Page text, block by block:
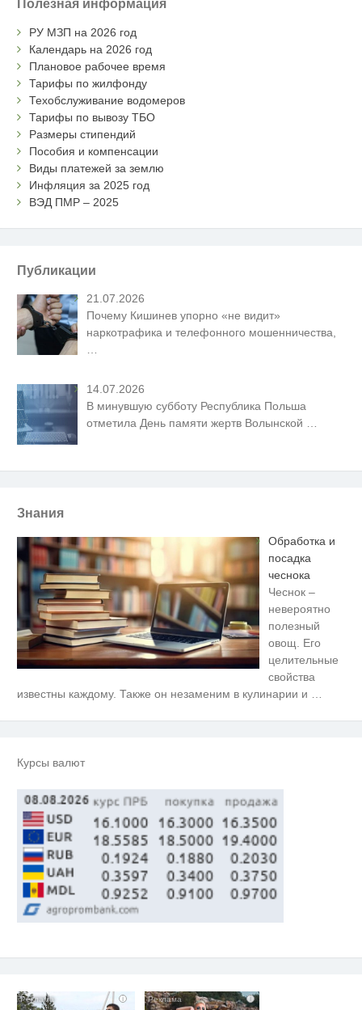
Полезная информация
РУ МЗП на 2026 год
Календарь на 2026 год
Плановое рабочее время
Тарифы по жилфонду
Техобслуживание водомеров
Тарифы по вывозу ТБО
Размеры стипендий
Пособия и компенсации
Виды платежей за землю
Инфляция за 2025 год
ВЭД ПМР – 2025
Публикации
21.07.2026
Почему Кишинев упорно «не видит»
наркотрафика и телефонного мошенничества,
…
14.07.2026
В минувшую субботу Республика Польша
отметила День памяти жертв Волынской
Знания
Обработка и
посадка
чеснока
Чеснок –
невероятно
полезный
овощ. Его
целительные
свойства
известны каждому. Также он незаменим в кулинарии и …
Курсы валют
i i
не оставит равнодушным
пересмотришь не раз